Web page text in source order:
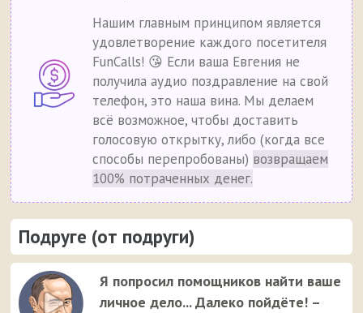
Нашим главным принципом является
удовлетворение каждого посетителя
FunCalls! 😘 Если ваша Евгения не
получила аудио поздравление на свой
телефон, это наша вина. Мы делаем
всё возможное, чтобы доставить
голосовую открытку, либо (когда все
способы перепробованы) возвращаем
100% потраченных денег.
Подруге (от подруги)
Я попросил помощников найти ваше
личное дело... Далеко пойдёте! –